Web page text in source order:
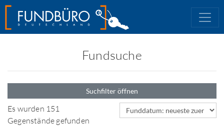
Fundsuche
Suchfilter öffnen
Es wurden 151
Gegenstände gefunden
Sortierfeld